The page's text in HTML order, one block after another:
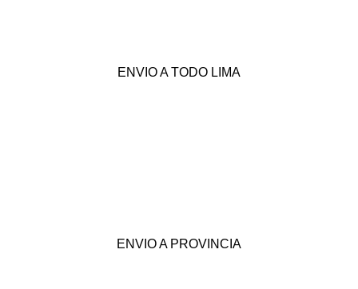
ENVIO A TODO LIMA
ENVIO A PROVINCIA